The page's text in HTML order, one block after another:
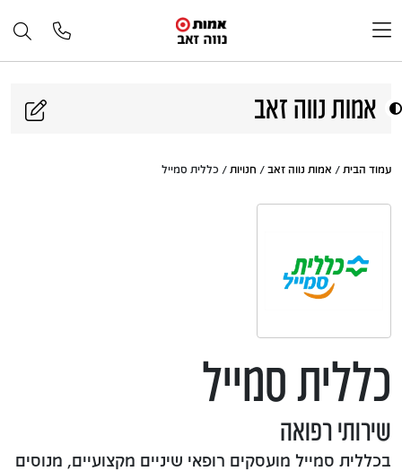
אמות נווה זאב
עמוד הבית / אמות נווה זאב / חנויות / כללית סמייל
כללית סמייל
שירותי רפואה
בכללית סמייל מועסקים רופאי שיניים מקצועיים, מנוסים